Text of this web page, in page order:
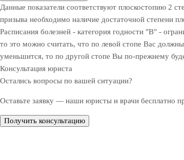
Данные показатели соответствуют плоскостопию 2
призыва необходимо наличие достаточной степени
Расписания болезней - категория годности "В" -
то это можно считать, что по левой стопе Вас
уменьшится, то по другой стопе Вы по-прежнему
Консультация юриста
Остались вопросы по вашей ситуации?
Оставьте заявку — наши юристы и врачи бесплатно
Получить консультацию